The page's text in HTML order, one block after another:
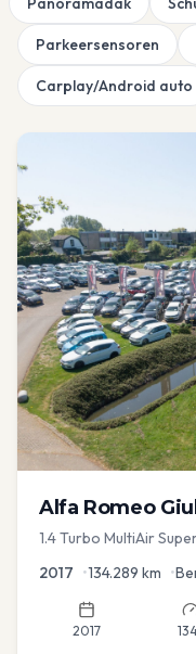
Parkeersensoren
Carplay/Android auto
Alfa Romeo
1.4 Turbo MultiAir
2017 •134.289 km •
2017